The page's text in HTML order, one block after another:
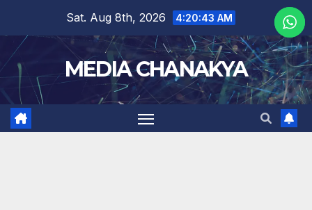
Sat. Aug 8th, 2026 4:20:44 AM
MEDIA CHANAKYA